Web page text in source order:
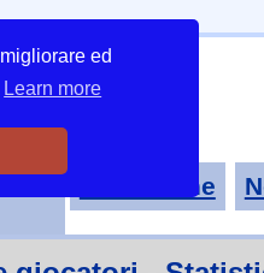
ed
Learn more
Classifiche